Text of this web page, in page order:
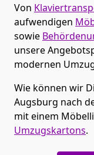
Von
aufwendigen
sowie
unsere
modernen
Wie können wir
Augsburg nach
mit einem
Umzugskartons.